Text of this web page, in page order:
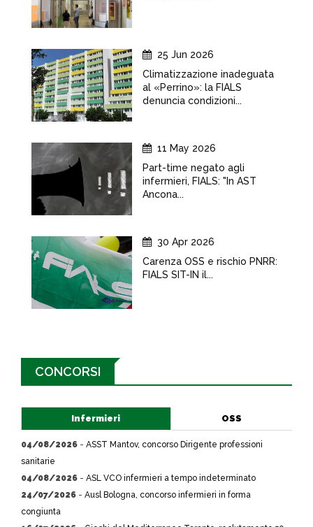
25 Jun 2026
Climatizzazione inadeguata
al «Perrino»: la FIALS
denuncia condizioni...
11 May 2026
Part-time negato agli
infermieri, FIALS: "In AST
Ancona...
30 Apr 2026
Carenza OSS e rischio PNRR:
FIALS SIT-IN il...
CONCORSI
Infermieri OSS
04/08/2026 - ASST Mantov, concorso Dirigente professioni
sanitarie
04/08/2026 - ASL VCO infermieri a tempo indeterminato
24/07/2026 - Ausl Bologna, concorso infermieri in forma
congiunta